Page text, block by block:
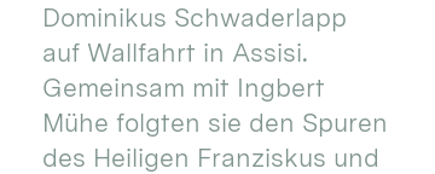
Dominikus Schwaderlapp
auf Wallfahrt in Assisi.
Gemeinsam mit Ingbert
Mühe folgten sie den Spuren
des Heiligen Franziskus und